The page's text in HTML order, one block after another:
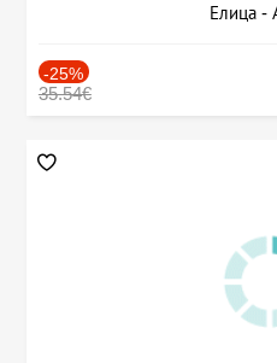
Елица -
-25%
35.54€